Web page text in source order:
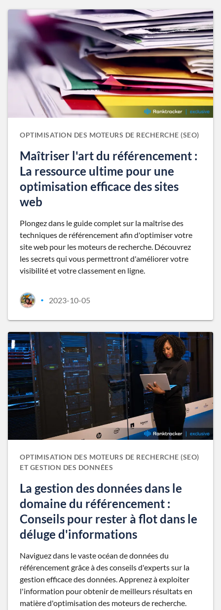
OPTIMISATION DES MOTEURS DE RECHERCHE (SEO)
Maîtriser l'art du référencement :
La ressource ultime pour une
optimisation efficace des sites
web
Plongez dans le guide complet sur la maîtrise des
techniques de référencement afin d'optimiser votre
site web pour les moteurs de recherche. Découvrez
les secrets qui vous permettront d'améliorer votre
visibilité et votre classement en ligne.
• 2023-10-05
OPTIMISATION DES MOTEURS DE RECHERCHE (SEO)
ET GESTION DES DONNÉES
La gestion des données dans le
domaine du référencement :
Conseils pour rester à flot dans le
déluge d'informations
Naviguez dans le vaste océan de données du
référencement grâce à des conseils d'experts sur la
gestion efficace des données. Apprenez à exploiter
l'information pour obtenir de meilleurs résultats en
matière d'optimisation des moteurs de recherche.